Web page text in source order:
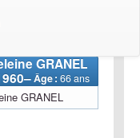
GRANEL
–Âge : 66 ans
GRANEL